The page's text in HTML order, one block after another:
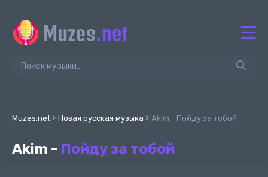
Muzes.net Новая русская музыка Akim - Пойду за тобой
Akim - Пойду за тобой